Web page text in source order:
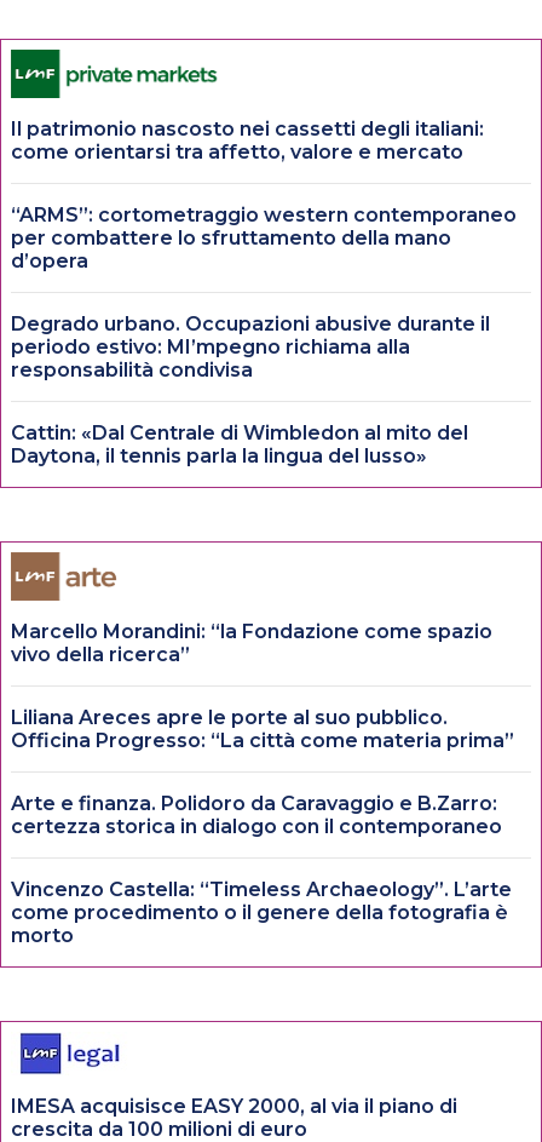
Il patrimonio nascosto nei cassetti degli italiani:
come orientarsi tra affetto, valore e mercato
“ARMS”: cortometraggio western contemporaneo
per combattere lo sfruttamento della mano
d’opera
Degrado urbano. Occupazioni abusive durante il
periodo estivo: MI’mpegno richiama alla
responsabilità condivisa
Cattin: «Dal Centrale di Wimbledon al mito del
Daytona, il tennis parla la lingua del lusso»
Marcello Morandini: “la Fondazione come spazio
vivo della ricerca”
Liliana Areces apre le porte al suo pubblico.
Officina Progresso: “La città come materia prima”
Arte e finanza. Polidoro da Caravaggio e B.Zarro:
certezza storica in dialogo con il contemporaneo
Vincenzo Castella: “Timeless Archaeology”. L’arte
come procedimento o il genere della fotografia è
morto
IMESA acquisisce EASY 2000, al via il piano di
crescita da 100 milioni di euro